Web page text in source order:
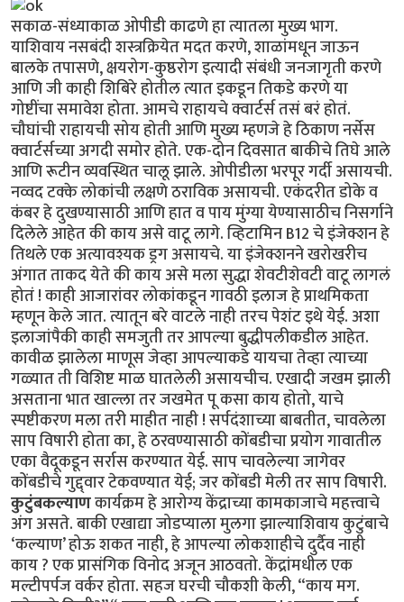
सकाळ-संध्याकाळ ओपीडी काढणे हा त्यातला मुख्य भाग.
याशिवाय नसबंदी शस्त्रक्रियेत मदत करणे, शाळांमधून जाऊन
बालके तपासणे, क्षयरोग-कुष्ठरोग इत्यादी संबंधी जनजागृती करणे
आणि जी काही शिबिरे होतील त्यात इकडून तिकडे करणे या
गोष्टींचा समावेश होता. आमचे राहायचे क्वार्टर्स तसं बरं होतं.
चौघांची राहायची सोय होती आणि मुख्य म्हणजे हे ठिकाण नर्सेस
क्वार्टर्सच्या अगदी समोर होते. एक-दोन दिवसात बाकीचे तिघे आले
आणि रूटीन व्यवस्थित चालू झाले. ओपीडीला भरपूर गर्दी असायची.
नव्वद टक्के लोकांची लक्षणे ठराविक असायची. एकंदरीत डोके व
कंबर हे दुखण्यासाठी आणि हात व पाय मुंग्या येण्यासाठीच निसर्गाने
दिलेले आहेत की काय असे वाटू लागे. व्हिटामिन B12 चे इंजेक्शन हे
तिथले एक अत्यावश्यक ड्रग असायचे. या इंजेक्शनने खरोखरीच
अंगात ताकद येते की काय असे मला सुद्धा शेवटीशेवटी वाटू लागलं
होतं ! काही आजारांवर लोकांकडून गावठी इलाज हे प्राथमिकता
म्हणून केले जात. त्यातून बरे वाटले नाही तरच पेशंट इथे येई. अशा
इलाजांपैकी काही समजुती तर आपल्या बुद्धीपलीकडील आहेत.
कावीळ झालेला माणूस जेव्हा आपल्याकडे यायचा तेव्हा त्याच्या
गळ्यात ती विशिष्ट माळ घातलेली असायचीच. एखादी जखम झाली
असताना भात खाल्ला तर जखमेत पू कसा काय होतो, याचे
स्पष्टीकरण मला तरी माहीत नाही ! सर्पदंशाच्या बाबतीत, चावलेला
साप विषारी होता का, हे ठरवण्यासाठी कोंबडीचा प्रयोग गावातील
एका वैदूकडून सर्रास करण्यात येई. साप चावलेल्या जागेवर
कोंबडीचे गुद्द्वार टेकवण्यात येई; जर कोंबडी मेली तर साप विषारी.
कुटुंबकल्याणकार्यक्रम हे आरोग्य केंद्राच्या कामकाजाचे महत्त्वाचे
अंग असते. बाकी एखाद्या जोडप्याला मुलगा झाल्याशिवाय कुटुंबाचे
‘कल्याण’ होऊ शकत नाही, हे आपल्या लोकशाहीचे दुर्दैव नाही
काय ? एक प्रासंगिक विनोद अजून आठवतो. केंद्रांमधील एक
मल्टीपर्पज वर्कर होता. सहज घरची चौकशी केली, “काय मग.